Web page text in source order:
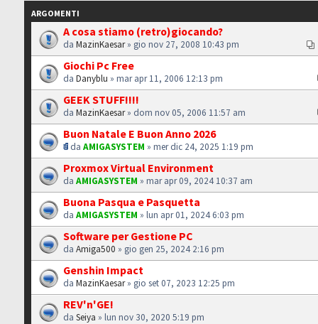
ARGOMENTI
A cosa stiamo (retro)giocando?
daMazinKaesar» gio nov 27, 2008 10:43 pm
Giochi Pc Free
daDanyblu » mar apr 11, 2006 12:13 pm
GEEK STUFF!!!!
daMazinKaesar» dom nov 05, 2006 11:57 am
Buon Natale E Buon Anno 2026
daAMIGASYSTEM » mer dic 24, 2025 1:19 pm
Proxmox Virtual Environment
daAMIGASYSTEM » mar apr 09, 2024 10:37 am
Buona Pasqua e Pasquetta
daAMIGASYSTEM » lun apr 01, 2024 6:03 pm
Software per Gestione PC
daAmiga500 » gio gen 25, 2024 2:16 pm
Genshin Impact
daMazinKaesar» gio set 07, 2023 12:25 pm
REV'n'GE!
daSeiya » lun nov 30, 2020 5:19 pm